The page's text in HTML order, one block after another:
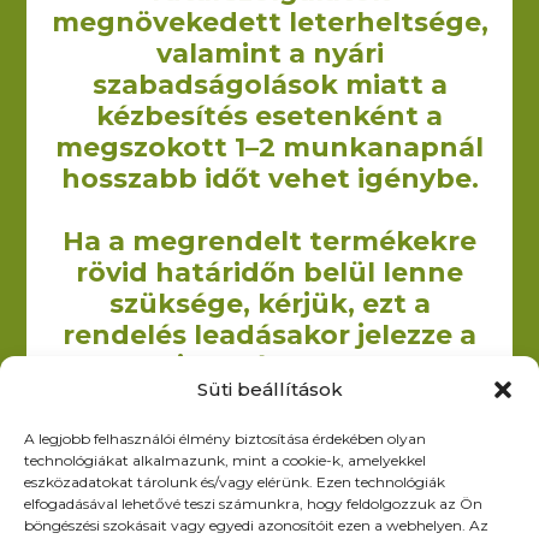
Süti beállítások
A legjobb felhasználói élmény biztosítása érdekében olyan
technológiákat alkalmazunk, mint a cookie-k, amelyekkel
eszközadatokat tárolunk és/vagy elérünk. Ezen technológiák
elfogadásával lehetővé teszi számunkra, hogy feldolgozzuk az Ön
böngészési szokásait vagy egyedi azonosítóit ezen a webhelyen. Az
A Yourcontact Marketing és Reklámügynökség Kft. keretein
belül 2009-ben kezdtük el vászontáskák non woven táskák,
illetve egyéb textilből készült termékek gyártását illetve
forgalmazását.
Elérhetőség
6200 Kiskőrös, Dózsa Gy. út 52.
Nyitvatartás
Hétfő-Péntek: 9:00-17:00
SZ–V: ZÁRVA
megnövekedett leterheltsége,
valamint a nyári
szabadságolások miatt a
kézbesítés esetenként a
megszokott 1–2 munkanapnál
hosszabb időt vehet igénybe.
Ha a megrendelt termékekre
rövid határidőn belül lenne
szüksége, kérjük, ezt a
rendelés leadásakor jelezze a
megjegyzés rovatban.
Köszönjük türelmét és megértését!
ÜZENETET KÜLDÖK